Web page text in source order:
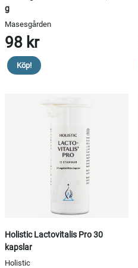
g
Masesgården
98 kr
Köp!
Holistic Lactovitalis Pro 30
kapslar
Holistic